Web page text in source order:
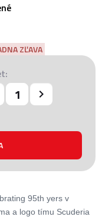
ZĽAVA
95th yers v
a logo tímu Scuderia